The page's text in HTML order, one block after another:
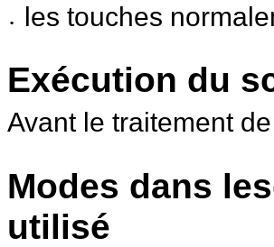
• les touches
Exécution du
Avant le traitement
Modes dans
utilisé